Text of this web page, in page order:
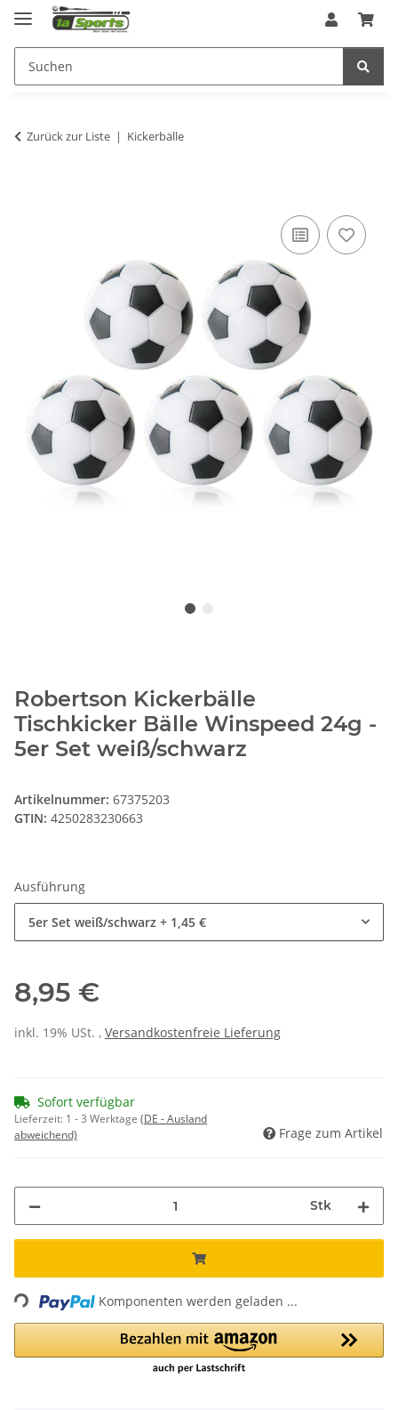
Zurück zur Liste Kickerbälle
Robertson Kickerbälle
Tischkicker Bälle Winspeed 24g -
5er Set weiß/schwarz
Artikelnummer: 67375203
GTIN: 4250283230663
Ausführung
5er Set weiß/schwarz + 1,45 €
8,95 €
inkl. 19% USt. , Versandkostenfreie Lieferung
Sofort verfügbar
Lieferzeit: 1 - 3 Werktage (DE - Ausland
abweichend)
Frage zum Artikel
Stk
Komponenten werden geladen ...